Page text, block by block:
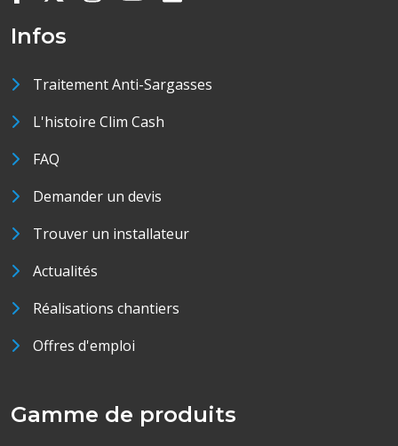
Infos
Traitement Anti-Sargasses
L'histoire Clim Cash
FAQ
Demander un devis
Trouver un installateur
Actualités
Réalisations chantiers
Offres d'emploi
Gamme de produits